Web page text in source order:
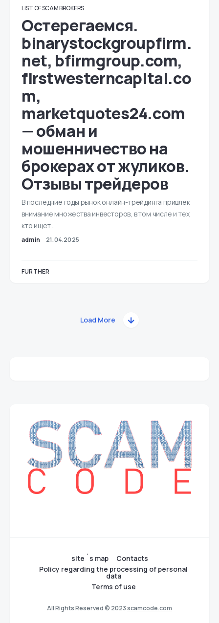
LIST OF SCAM BROKERS
Остерегаемся.
binarystockgroupfirm.
net, bfirmgroup.com,
firstwesterncapital.co
m,
marketquotes24.com
— обман и
мошенничество на
брокерах от жуликов.
Отзывы трейдеров
В последние годы рынок онлайн-трейдинга привлек
внимание множества инвесторов, в том числе и тех,
кто ищет…
admin 21.04.2025
FURTHER
Load More
site `s map
Contacts
Policy regarding the processing of personal
data
Terms of use
All Rights Reserved © 2023scamcode.com